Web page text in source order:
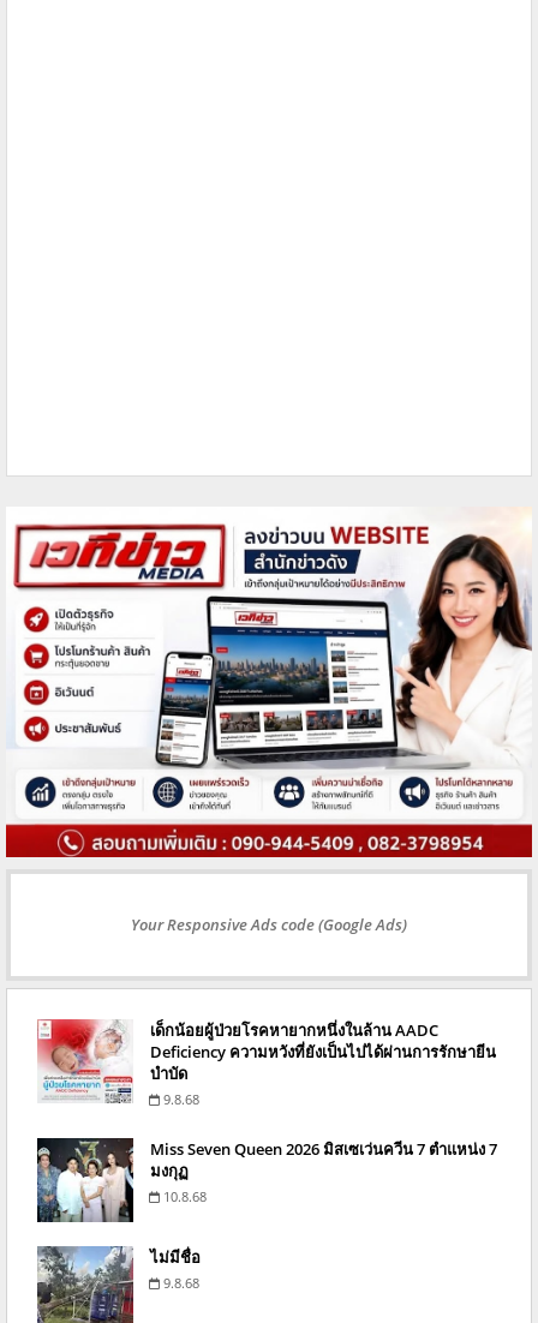
Your Responsive Ads code (Google Ads)
เด็กน้อยผู้ป่วยโรคหายากหนึ่งในล้าน AADC
Deficiency ความหวังที่ยังเป็นไปได้ผ่านการรักษายีน
บำบัด
9.8.68
Miss Seven Queen 2026 มิสเซเว่นควีน 7 ตำแหน่ง 7
มงกุฏ
10.8.68
ไม่มีชื่อ
9.8.68